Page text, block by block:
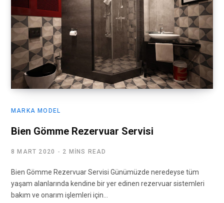
MARKA MODEL
Bien Gömme Rezervuar Servisi
8 MART 2020 2 MINS READ
Bien Gömme Rezervuar Servisi Günümüzde neredeyse tüm
yaşam alanlarında kendine bir yer edinen rezervuar sistemleri
bakım ve onarım işlemleri için…